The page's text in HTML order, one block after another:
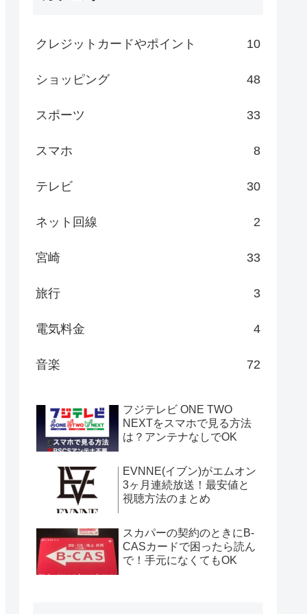
クレジットカードやポイント 10
ショッピング 48
スポーツ 33
スマホ 8
テレビ 30
ネット回線 2
宮崎 33
旅行 3
電気料金 4
音楽 72
フジテレビ ONE TWO
NEXTをスマホで見る方法
は？アンテナなしでOK
EVNNE(イブン)がエムオン
3ヶ月連続放送！最安値と
視聴方法のまとめ
スカパーの契約のときにB-
CASカードで困ったら読ん
で！手元になくてもOK